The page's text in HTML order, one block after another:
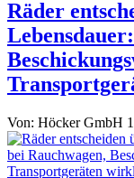
Räder
Von: Höcker GmbH